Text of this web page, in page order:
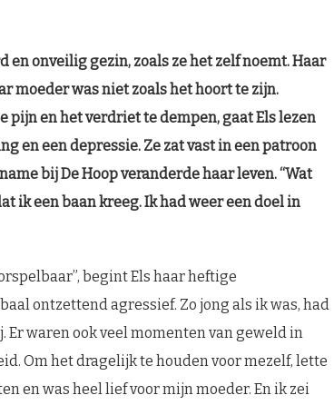
en onveilig gezin, zoals ze het zelf noemt. Haar
moeder was niet zoals het hoort te zijn.
pijn en het verdriet te dempen, gaat Els lezen
en een depressie. Ze zat vast in een patroon
bij De Hoop veranderde haar leven. “Wat
ik een baan kreeg. Ik had weer een doel in
begint Els haar heftige
ontzettend agressief. Zo jong als ik was, had
waren ook veel momenten van geweld in
Om het dragelijk te houden voor mezelf, lette
en was heel lief voor mijn moeder. En ik zei